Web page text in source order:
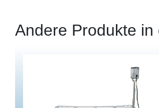
Andere Produkte